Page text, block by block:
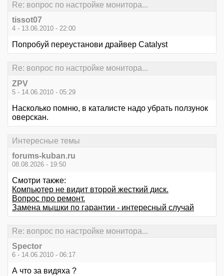
Re: вопрос по настройке монитора...
tissot07
4 - 13.06.2010 - 22:00
Попробуй переустанови драйвер Catalyst
Re: вопрос по настройке монитора...
ZPV
5 - 14.06.2010 - 05:29
Насколько помню, в каталисте надо убрать ползунок
оверскан.
Интересные темы
forums-kuban.ru
08.08.2026 - 19:50
Смотри также:
Компьютер не видит второй жесткий диск.
Вопрос про ремонт.
Замена мышки по гарантии - интересный случай
Re: вопрос по настройке монитора...
Spector
6 - 14.06.2010 - 06:17
А что за видяха ?